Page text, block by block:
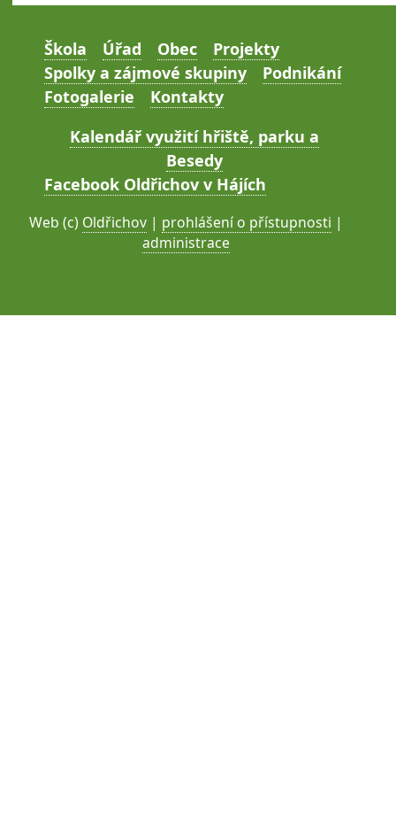
Škola Úřad Obec
Projekty
Spolky a zájmové skupiny
Podnikání
Fotogalerie
Kontakty
Kalendář využití hřiště, parku a
Besedy
Facebook Oldřichov v Hájích
Web (c) Oldřichov | prohlášení o přístupnosti |
administrace